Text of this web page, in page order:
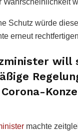
Wahrscheinlichkeit
Schutz würde
erneut
will
machte